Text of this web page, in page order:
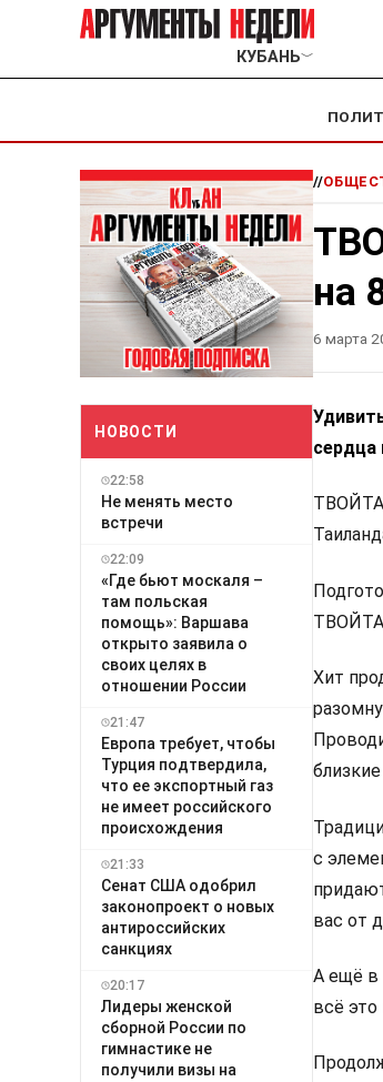
КУБАНЬ﹀
НОВОСТИ
22:58
Не менять место
встречи
22:09
«Где бьют москаля –
там польская
помощь»: Варшава
открыто заявила о
своих целях в
отношении России
21:47
Европа требует, чтобы
Турция подтвердила,
что ее экспортный газ
не имеет российского
происхождения
21:33
Сенат США одобрил
законопроект о новых
антироссийских
санкциях
20:17
Лидеры женской
сборной России по
гимнастике не
получили визы на
//
на
6 марта
сердца
Хит
с
вас от
А ещё в
всё